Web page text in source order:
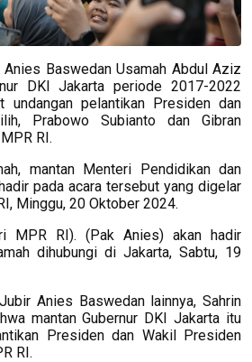
Baswedan Usamah Abdul Aziz
DKI Jakarta periode 2017-2022
undangan pelantikan Presiden dan
Prabowo Subianto dan Gibran
RI.
mantan Menteri Pendidikan dan
pada acara tersebut yang digelar
Minggu, 20 Oktober 2024.
MPR RI). (Pak Anies) akan hadir
dihubungi di Jakarta, Sabtu, 19
Anies Baswedan lainnya, Sahrin
mantan Gubernur DKI Jakarta itu
Presiden dan Wakil Presiden
RI.